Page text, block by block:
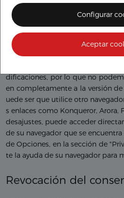
m/es-es/HT201265
Configuración de cookies Flash
m/support/documentation/es/
nager03.html
dificaciones, por lo que no
en completamente a la versión
uede ser que utilice otro
s enlaces como Konqueror, Arora,
desajustes, puede acceder
de su navegador que se
de Opciones, en la sección de
te la ayuda de su navegador para
Revocación del
Configurar
Aceptar